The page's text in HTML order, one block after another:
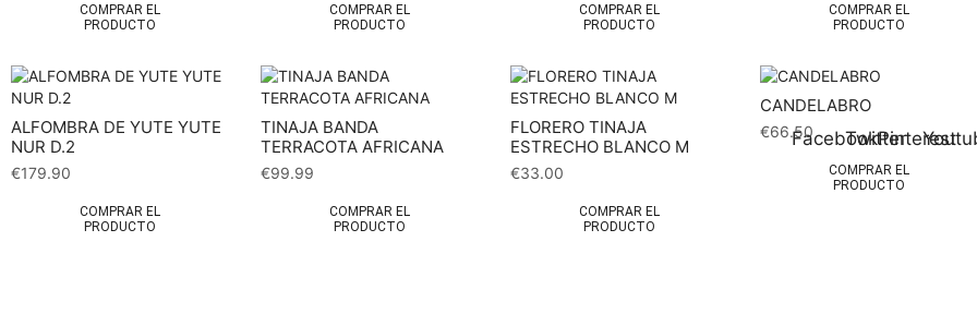
COMPRAR EL
PRODUCTO
COMPRAR EL
PRODUCTO
COMPRAR EL
PRODUCTO
COMPRAR EL
PRODUCTO
FacebookTwitterPinterest
ALFOMBRA DE YUTE YUTE
NUR D.2
€179.90
COMPRAR EL
PRODUCTO
TINAJA BANDA
TERRACOTA AFRICANA
€99.99
COMPRAR EL
PRODUCTO
FLORERO TINAJA
ESTRECHO BLANCO M
€33.00
COMPRAR EL
PRODUCTO
CANDELABRO
€66.50
COMPRAR EL
PRODUCTO